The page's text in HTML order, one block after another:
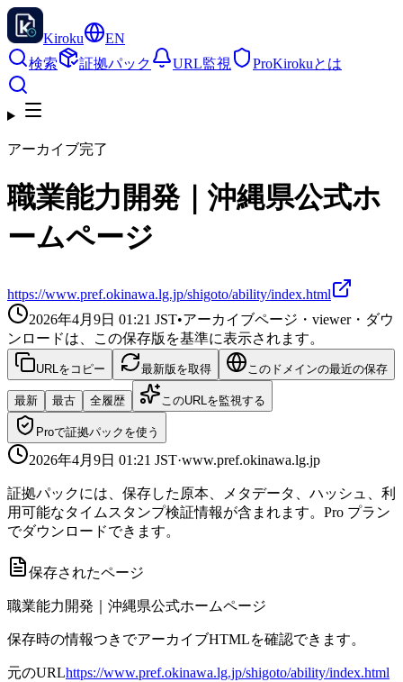
Kiroku
EN
検索
証拠パック URL監視 ProKirokuとは
アーカイブ完了
職業能力開発｜沖縄県公式ホ
ームページ
https://www.pref.okinawa.lg.jp/shigoto/ability/index.html
2026年4月9日 01:21 JST•アーカイブページ・viewer・ダウ
ンロードは、この保存版を基準に表示されます。
URLをコピー 最新版を取得 このドメインの最近の保存
最新 最古 全履歴 このURLを監視する
Proで証拠パックを使う
2026年4月9日 01:21 JST·www.pref.okinawa.lg.jp
証拠パックには、保存した原本、メタデータ、ハッシュ、利
用可能なタイムスタンプ検証情報が含まれます。Pro プラン
でダウンロードできます。
保存されたページ
職業能力開発｜沖縄県公式ホームページ
保存時の情報つきでアーカイブHTMLを確認できます。
元のURLhttps://www.pref.okinawa.lg.jp/shigoto/ability/index.html